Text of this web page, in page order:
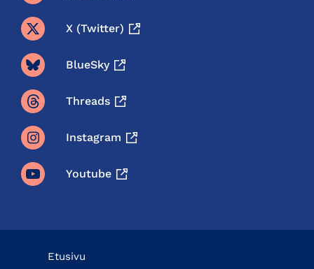
X (twitter)
BlueSky
Threads
Instagram
Youtube
Etusivu